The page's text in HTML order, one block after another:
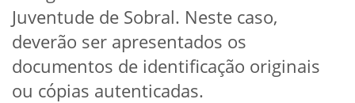
Juventude de Sobral. Neste caso,
deverão ser apresentados os
documentos de identificação originais
ou cópias autenticadas.